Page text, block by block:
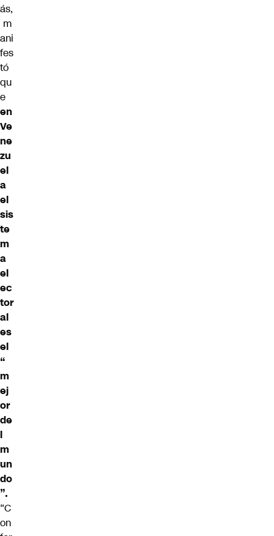
ás,
m
ani
fes
tó
qu
e
en
Ve
ne
zu
el
a
el
sis
te
m
a
el
ec
tor
al
es
el
“
m
ej
or
de
l
m
un
do
”.
“C
on